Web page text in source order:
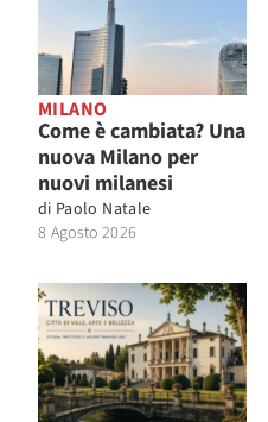
MILANO
Come è cambiata? Una
nuova Milano per
nuovi milanesi
di Paolo Natale
8 Agosto 2026